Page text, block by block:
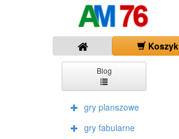
Koszyk
Blog
gry planszowe
gry fabularne